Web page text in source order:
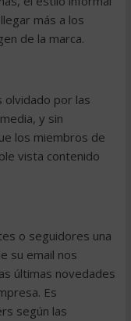
más a los
de la marca.
olvidado por las
y sin
los miembros de
vista contenido
o seguidores una
su email nos
últimas novedades
Es
según las